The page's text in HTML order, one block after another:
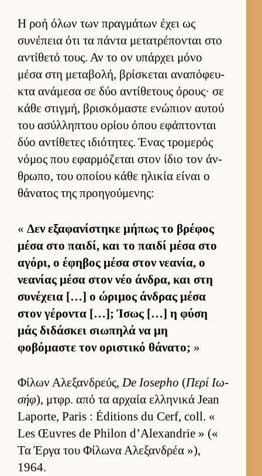
Η ροή όλων των πραγ­μάτων έχει ως
συνέπεια ότι τα πάντα μετατρέπονται στο
αντίθετό τους. Αν το ον υπάρ­χει μόνο
μέσα στη μεταβολή, βρίσκεται αναπόφευ­
κτα ανάμεσα σε δύο αντίθετους όρους· σε
κάθε στιγ­μή, βρισκόμαστε ενώπιον αυ­τού
του ασύλ­ληπτου ορίου όπου εφάπτονται
δύο αντίθετες ιδιότητες. Ένας τρομερός
νόμος που εφαρ­μόζεται στον ίδιο τον άν­
θρωπο, του οποίου κάθε ηλικία εί­ναι ο
θάνατος της προη­γού­μενης:
« Δεν εξαφανίστηκε μήπως το βρέφος
μέσα στο παι­δί, και το παιδί μέσα στο
αγόρι, ο έφηβος μέσα στον νεανία, ο
νεανίας μέσα στον νέο άν­δρα, και στη
συνέχεια […] ο ώριμος άν­δρας μέσα
στον γέροντα […]; Ίσως […] η φύση
μάς διδάσκει σιω­πηλά να μη
φοβόμαστε τον οριστικό θάνατο; »
Φίλων Αλεξαν­δρεύς,De Iosepho (Περί Ιω­
σήφ), μτ­φρ. από τα αρ­χαία ελ­ληνικά Jean
Laporte, Paris : Éditions du Cerf, coll. «
Les Œuvres de Philon d’Alexandrie » («
Τα Έργα του Φίλωνα Αλεξαν­δρέα »),
1964.